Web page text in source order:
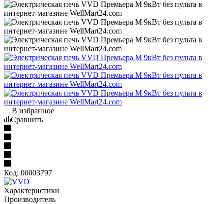
В избранное
Сравнить
Код: 00003797
Характеристики
Производитель